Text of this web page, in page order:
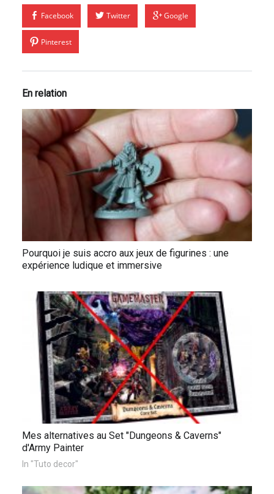
Facebook Twitter Google
Pinterest
En relation
Pourquoi je suis accro aux jeux de figurines : une
expérience ludique et immersive
Mes alternatives au Set "Dungeons & Caverns"
d'Army Painter
In "Tuto decor"